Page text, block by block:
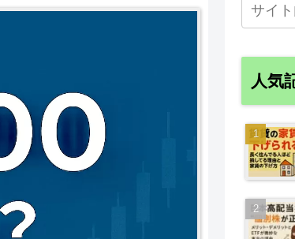
人気